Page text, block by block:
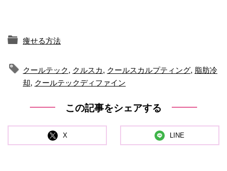
痩せる方法
クールテック, クルスカ, クールスカルプティング, 脂肪冷
却, クールテックディファイン
この記事をシェアする
X LINE